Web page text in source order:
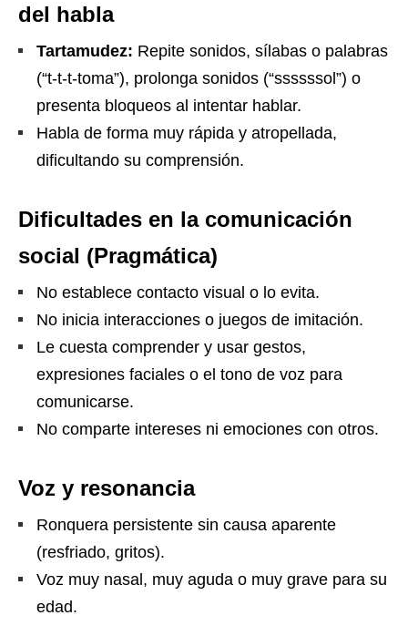
del habla
Tartamudez: Repite sonidos, sílabas o palabras
(“t-t-t-toma”), prolonga sonidos (“ssssssol”) o
presenta bloqueos al intentar hablar.
Habla de forma muy rápida y atropellada,
dificultando su comprensión.
Dificultades en la comunicación
social (Pragmática)
No establece contacto visual o lo evita.
No inicia interacciones o juegos de imitación.
Le cuesta comprender y usar gestos,
expresiones faciales o el tono de voz para
comunicarse.
No comparte intereses ni emociones con otros.
Voz y resonancia
Ronquera persistente sin causa aparente
(resfriado, gritos).
Voz muy nasal, muy aguda o muy grave para su
edad.